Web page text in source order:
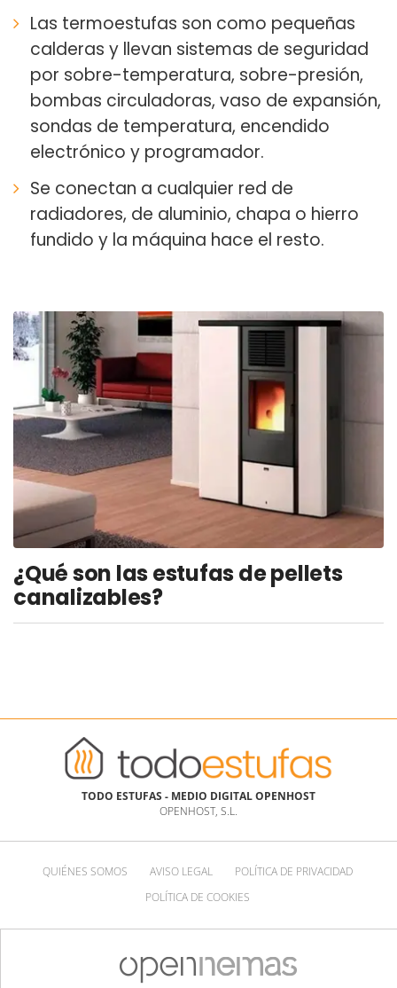
Las termoestufas son como pequeñas
calderas y llevan sistemas de seguridad
por sobre-temperatura, sobre-presión,
bombas circuladoras, vaso de expansión,
sondas de temperatura, encendido
electrónico y programador.
Se conectan a cualquier red de
radiadores, de aluminio, chapa o hierro
fundido y la máquina hace el resto.
¿Qué son las estufas de pellets
canalizables?
TODO ESTUFAS - MEDIO DIGITAL OPENHOST
OPENHOST, S.L.
QUIÉNES SOMOS AVISO LEGAL
POLÍTICA DE PRIVACIDAD
POLÍTICA DE COOKIES